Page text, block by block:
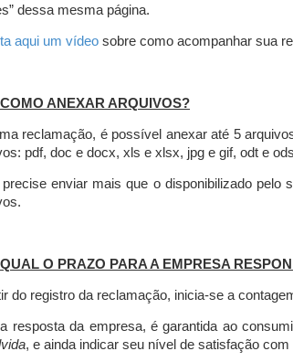
dessa mesma página.
aqui um vídeo sobre como acompanhar sua
COMO ANEXAR ARQUIVOS?
reclamação, é possível anexar até 5
pdf, doc e docx, xls e xlsx, jpg e gif, odt e
enviar mais que o disponibilizado pelo
QUAL O PRAZO PARA A EMPRESA
do registro da reclamação, inicia-se a
resposta da empresa, é garantida ao
, e ainda indicar seu nível de satisfação